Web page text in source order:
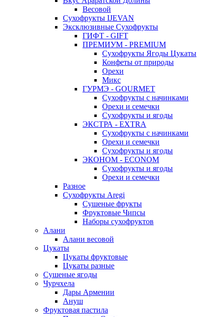
Весовой
Сухофрукты IJEVAN
Эксклюзивные Сухофрукты
ГИФТ - GIFT
ПРЕМИУМ - PREMIUM
Сухофрукты Ягоды Цукаты
Конфеты от природы
Орехи
Микс
ГУРМЭ - GOURMET
Сухофрукты с начинками
Орехи и семечки
Сухофрукты и ягоды
ЭКСТРА - EXTRA
Сухофрукты с начинками
Орехи и семечки
Сухофрукты и ягоды
ЭКОНОМ - ECONOM
Сухофрукты и ягоды
Орехи и семечки
Разное
Сухофрукты Aregi
Сушеные фрукты
Фруктовые Чипсы
Наборы сухофруктов
Алани
Алани весовой
Цукаты
Цукаты фруктовые
Цукаты разные
Сушеные ягоды
Чурчхела
Дары Армении
Ануш
Фруктовая пастила